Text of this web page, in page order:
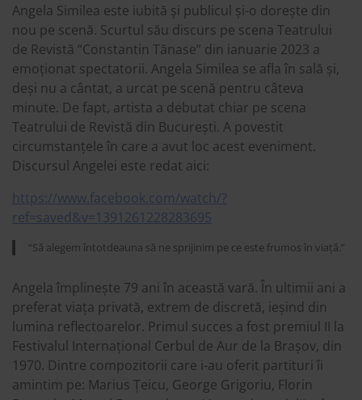
Angela Similea este iubită și publicul și-o dorește din
nou pe scenă. Scurtul său discurs pe scena Teatrului
de Revistă “Constantin Tănase” din ianuarie 2023 a
emoționat spectatorii. Angela Similea se afla în sală și,
deși nu a cântat, a urcat pe scenă pentru câteva
minute. De fapt, artista a debutat chiar pe scena
Teatrului de Revistă din București. A povestit
circumstanțele în care a avut loc acest eveniment.
Discursul Angelei este redat aici:
https://www.facebook.com/watch/?
ref=saved&v=1391261228283695
“Să alegem întotdeauna să ne sprijinim pe ce este frumos în viață.”
Angela împlinește 79 ani în această vară. În ultimii ani a
preferat viața privată, extrem de discretă, ieșind din
lumina reflectoarelor. Primul succes a fost premiul II la
Festivalul Internațional Cerbul de Aur de la Brașov, din
1970. Dintre compozitorii care i-au oferit partituri îi
amintim pe: Marius Țeicu, George Grigoriu, Florin